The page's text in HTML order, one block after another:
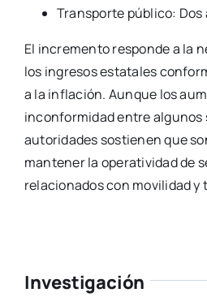
Transporte público: Dos
El incremento responde a la
los ingresos estatales
a la inflación. Aunque los
inconformidad entre algunos
autoridades sostienen que
mantener la operatividad de
relacionados con movilidad y
Investigación